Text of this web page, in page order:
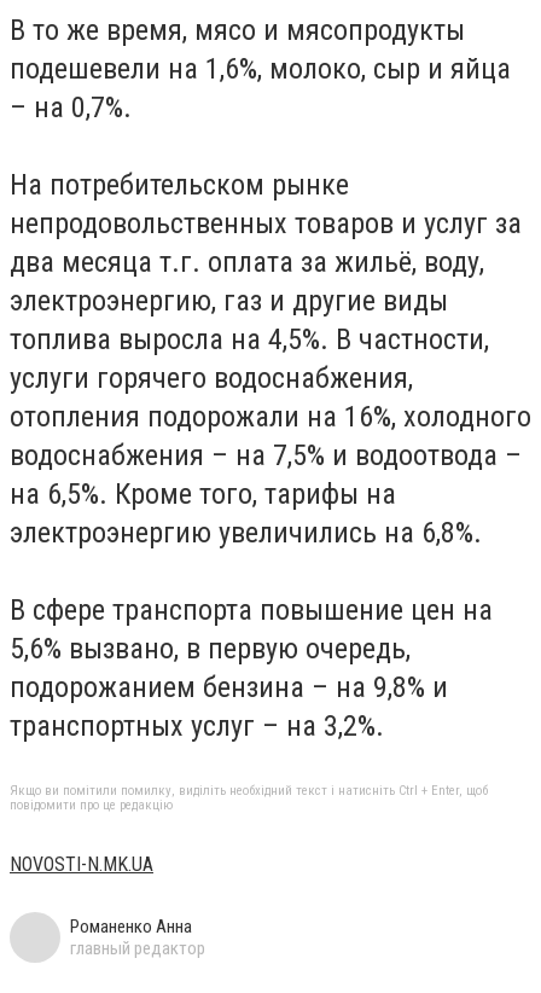
В то же время, мясо и мясопродукты
подешевели на 1,6%, молоко, сыр и яйца
– на 0,7%.
На потребительском рынке
непродовольственных товаров и услуг за
два месяца т.г. оплата за жильё, воду,
электроэнергию, газ и другие виды
топлива выросла на 4,5%. В частности,
услуги горячего водоснабжения,
отопления подорожали на 16%, холодного
водоснабжения – на 7,5% и водоотвода –
на 6,5%. Кроме того, тарифы на
электроэнергию увеличились на 6,8%.
В сфере транспорта повышение цен на
5,6% вызвано, в первую очередь,
подорожанием бензина – на 9,8% и
транспортных услуг – на 3,2%.
Якщо ви помітили помилку, виділіть необхідний текст і натисніть Ctrl + Enter, щоб
повідомити про це редакцію
NOVOSTI-N.MK.UA
Романенко Анна
главный редактор